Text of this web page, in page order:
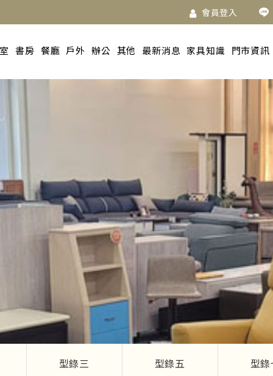
會員登入
書房 餐廳 戶外 辦公 其他 最新消息 家具知識 門市資訊
型錄三 型錄五 型